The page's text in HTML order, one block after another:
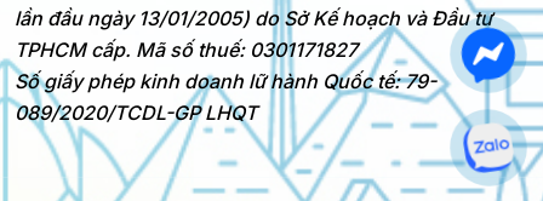
lần đầu ngày 13/01/2005) do Sở Kế hoạch và Đầu tư
TPHCM cấp. Mã số thuế: 0301171827
Số giấy phép kinh doanh lữ hành Quốc tế: 79-
089/2020/TCDL-GP LHQT